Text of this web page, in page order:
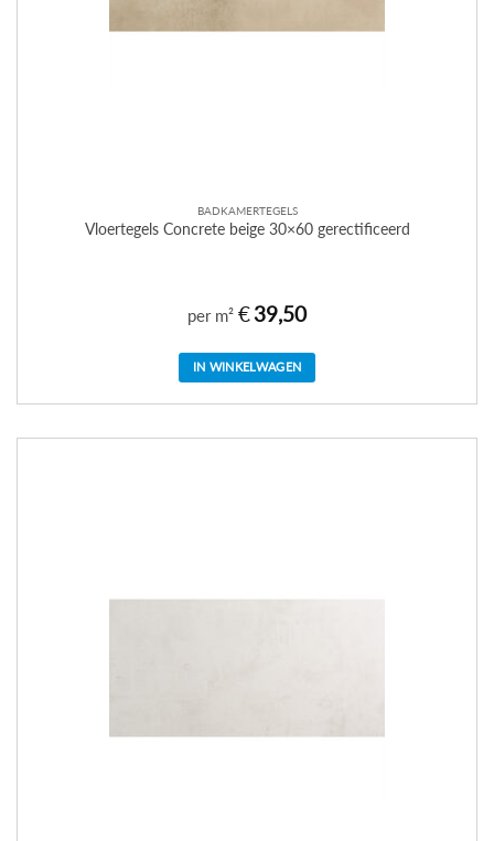
BADKAMERTEGELS
Vloertegels Concrete beige 30×60 gerectificeerd
per m² €39,50
IN WINKELWAGEN